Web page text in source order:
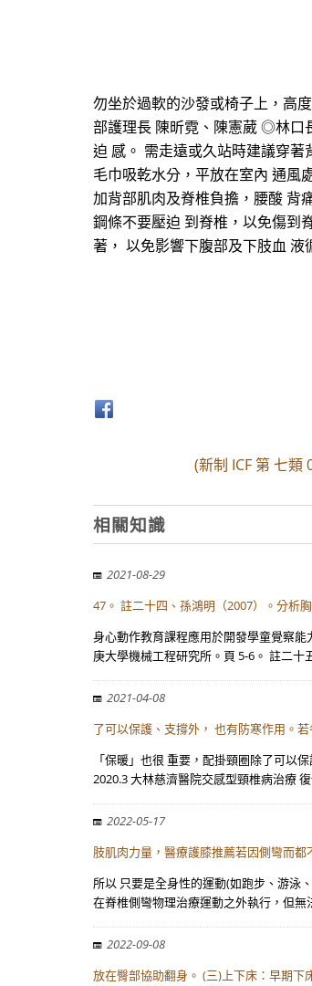
勿坐於過軟的沙發或椅子上，高
部護理長 陳昕霓、陳憲葳 ◎林口
迫 感。 需走遠或久站時建議穿
毛巾吸乾水分，平放在室內 通風
加背部肌肉及脊椎負擔，腰酸 背
鋼條不要壓迫 到脊椎，以免傷到
著， 以免影響下腹部及下肢血 液
(新制 ICF 第 七類
相關知識
2021-08-29
47。 註二十四、孫鴻明（2007）。分析
身心動作教育課程應用於開發學童覺察
庚大學機械工程研究所。頁 5-6。 註二十
2021-04-08
了可以保護、支撐外， 也有防寒作用。
「保暖」也很 重要，配掛頸圈除了可以
2020.3 大林慈濟醫院交感型頸椎病治療
2022-05-17
肢肌肉力量，醫療護膝推薦若因側彎而都
所以 只要是全身性的運動(如跑步、游泳
在脊椎側彎物理治療運動之外執行，但無
2022-09-08
放在臀部協助翻身。 (三)上下床：早期下